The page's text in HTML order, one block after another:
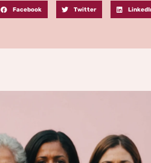
Facebook Twitter